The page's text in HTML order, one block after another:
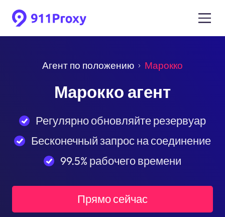
Агент по положению Марокко
Марокко агент
Регулярно обновляйте резервуар
Бесконечный запрос на соединение
99.5% рабочего времени
Прямо сейчас